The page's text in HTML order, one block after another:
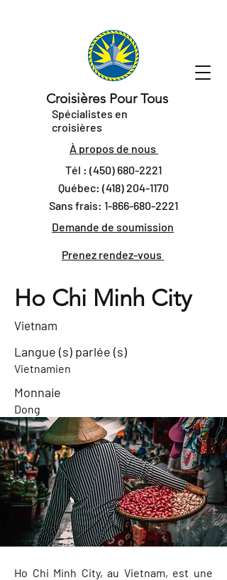
Croisières Pour Tous
Spécialistes en
croisières
À propos de nous
Tél : (450) 680-2221
Québec: (418) 204-1170
Sans frais: 1-866-680-2221
Demande de soumission
Prenez rendez-vous
Ho Chi Minh City
Vietnam
Langue (s) parlée (s)
Vietnamien
Monnaie
Dong
Ho Chi Minh City, au Vietnam, est une